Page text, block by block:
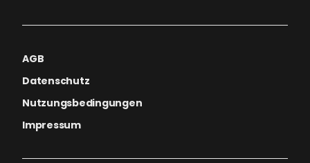
AGB
Datenschutz
Nutzungsbedingungen
Impressum